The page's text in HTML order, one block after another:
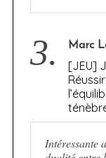
3. Marc
[JEU]
Intéressante